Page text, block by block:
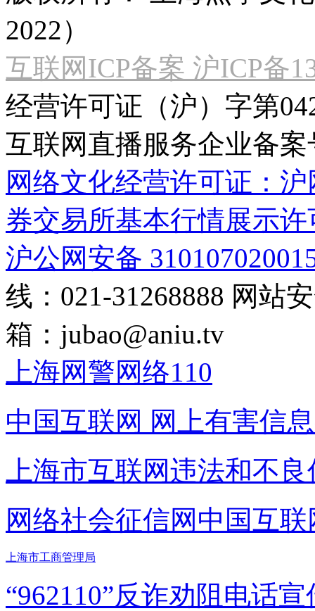
2022）
互联网ICP备案 沪ICP备
经营许可证（沪）字第
互联网直播服务企业备案
网络文化经营许可证：
券交易所基本行情展示许
沪公网安备
线：021-31268888 网站
箱： jubao@aniu.tv
上海网警网络110
中国互联网 网上有害信
上海市互联网违法和不
网络社会征信网 中国互
上海市工商管理局
“962110”反诈劝阻电话宣